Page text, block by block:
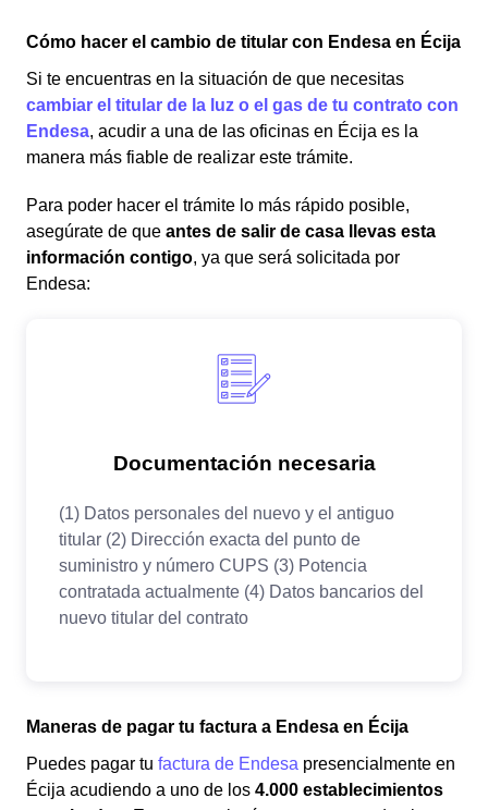
Cómo hacer el cambio de titular con Endesa en Écija
Si te encuentras en la situación de que necesitas
cambiar el titular de la luz o el gas de tu contrato con
Endesa, acudir a una de las oficinas en Écija es la
manera más fiable de realizar este trámite.
Para poder hacer el trámite lo más rápido posible,
asegúrate de que antes de salir de casa llevas esta
información contigo, ya que será solicitada por
Endesa:
Maneras de pagar tu factura a Endesa en Écija
Puedes pagar tu factura de Endesa presencialmente en
Écija acudiendo a uno de los 4.000 establecimientos